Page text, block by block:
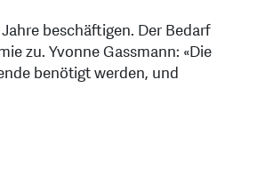
beschäftigen. Der Bedarf
zu. Yvonne Gassmann: «Die
benötigt werden, und